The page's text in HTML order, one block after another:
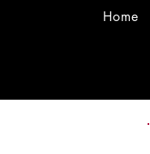
Home